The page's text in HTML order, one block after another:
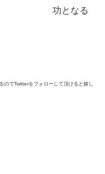
功となる
でTwitterをフォローして頂けると嬉し